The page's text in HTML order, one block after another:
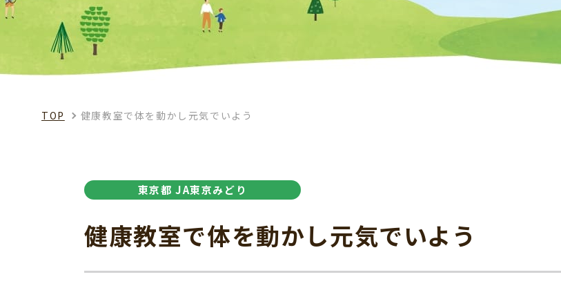
TOP 健康教室で体を動かし元気でいよう
東京都 JA東京みどり
健康教室で体を動かし元気でいよう